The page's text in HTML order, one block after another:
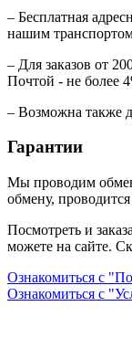
– Бесплатная
нашим
– Для заказов от
Почтой - не более
– Возможна также
Гарантии
Мы проводим
обмену,
Посмотреть и
можете на сайте.
Ознакомиться с
Ознакомиться с